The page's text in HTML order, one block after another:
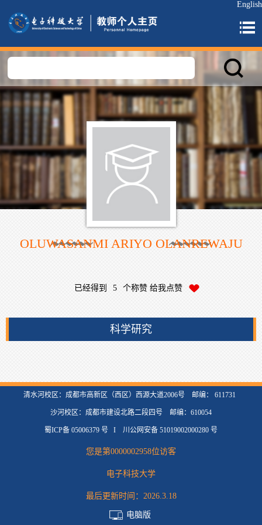
English
OLUWASANMI ARIYO OLANREWAJU
已经得到 5 个称赞 给我点赞
科学研究
清水河校区：成都市高新区（西区）西源大道2006号 邮编： 611731
沙河校区：成都市建设北路二段四号 邮编：610054
蜀ICP备 05006379 号 I 川公网安备 51019002000280 号
您是第0000002958位访客
电子科技大学
最后更新时间： 2026.3.18
电脑版